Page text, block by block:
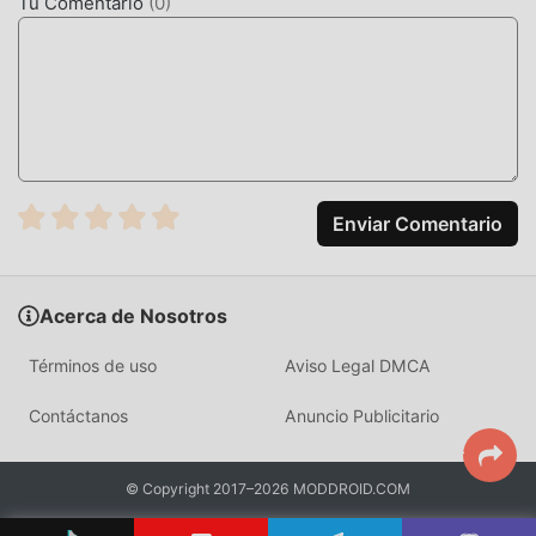
aplicaciones de mod populares gratuitas esperando a
jugar, que esperas, descárgalo ya!
Enviar Comentario
Acerca de Nosotros
Términos de uso Aviso Legal DMCA
Contáctanos Anuncio Publicitario
© Copyright 2017–2026 MODDROID.COM